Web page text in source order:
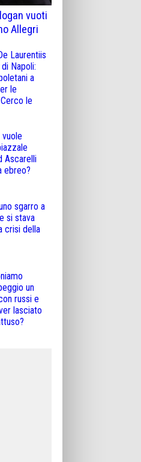
vuoti
Allegri
Laurentiis
Napoli:
a
le
le
vuole
Ascarelli
ebreo?
sgarro a
si stava
crisi della
un
russi e
lasciato